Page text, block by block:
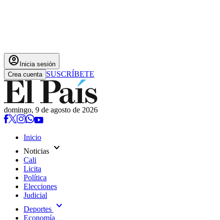
account_circle Inicia sesión
Crea cuenta SUSCRÍBETE
domingo, 9 de agosto de 2026
Inicio
Noticias expand_more
Cali
Licita
Política
Elecciones
Judicial
Deportes expand_more
Economía